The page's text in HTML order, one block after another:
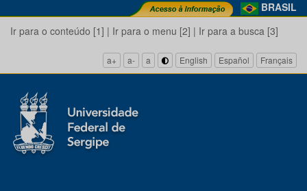
BRASIL
Ir para o conteúdo [1] | Ir para o menu [2] | Ir para a busca [3]
a+ a- a English Español Français